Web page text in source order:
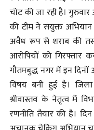
चोट की जा रही है।
की टीम ने संयुक्त
अवैध रूप से शराब की
आरोपियों को गिरफ्तार
गौतमबुद्ध नगर में इन दिनों
विषय बनी हुई है।
श्रीवास्तव के नेतृत्व में
रणनीति तैयार की है।